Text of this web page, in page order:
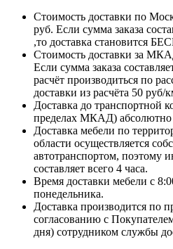
Стоимость доставки по
руб. Если сумма заказа
,то доставка становится
Стоимость доставки за
Если сумма заказа
расчёт производиться по
доставки из расчёта 50 руб/
Доставка до транспортной
пределах МКАД) абсолютно
Доставка мебели по
области осуществляется
автотранспортом, поэтому
составляет всего 4 часа.
Время доставки мебели с
понедельника.
Доставка производится по
согласованию с
дня) сотрудником службы